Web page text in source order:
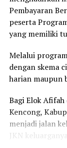
Pembayaran
peserta
yang memiliki
Melalui
dengan skema
harian maupun
Bagi Elok Afifah
Kencong,
menjadi jalan
JKN keluarganya.